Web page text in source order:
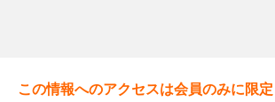
この情報へのアクセスは会員のみに限定